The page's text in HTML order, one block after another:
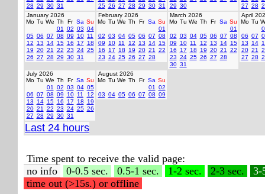
28 29 30 31
25 26 27 28 29 30 31
29 30
27 28
January 2026
Mo Tu We Th Fr Sa Su
01
02 03 04
05 06 07 08 09 10 11
12
13 14 15 16 17
18
19 20 21 22 23 24 25
26 27 28 29 30 31
February 2026
Mo Tu We Th Fr Sa Su
01
02 03 04 05 06 07 08
09
10 11 12 13 14 15
16
17 18 19 20 21
22
23 24 25 26 27 28
March 2026
Mo Tu We Th Fr Sa Su
01
02 03 04 05 06 07 08
09
10 11 12 13 14 15
16
17 18 19 20 21
22
23 24 25 26 27 28
30 31
April
Mo Tu
06 07
13
14
20 21
27 28
July 2026
Mo Tu We Th Fr Sa Su
01
02 03 04 05
06 07 08 09 10 11
12
13
14 15 16 17 18
19
20 21 22 23 24 25 26
27 28 29 30 31
August 2026
Mo Tu We Th Fr Sa Su
01
02
03 04 05 06 07 08 09
Last 24 hours
Time spent to receive the valid page:
no info
0-0.5 sec. 0.5-1 sec. 1-2 sec. 2-3 sec.
3-
time out (>15s.) or offline